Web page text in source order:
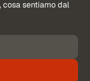
cosa sentiamo dal